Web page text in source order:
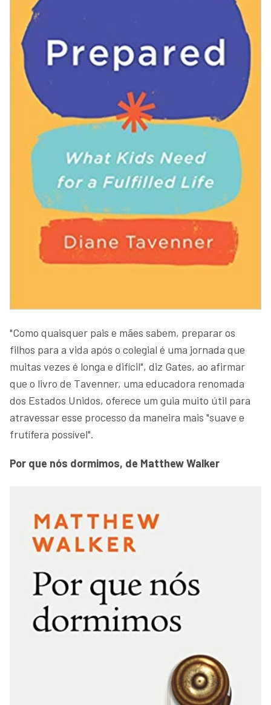
"Como quaisquer pais e mães sabem, preparar os
filhos para a vida após o colegial é uma jornada que
muitas vezes é longa e difícil", diz Gates, ao afirmar
que o livro de Tavenner, uma educadora renomada
dos Estados Unidos, oferece um guia muito útil para
atravessar esse processo da maneira mais "suave e
frutífera possível".
Por que nós dormimos, de Matthew Walker